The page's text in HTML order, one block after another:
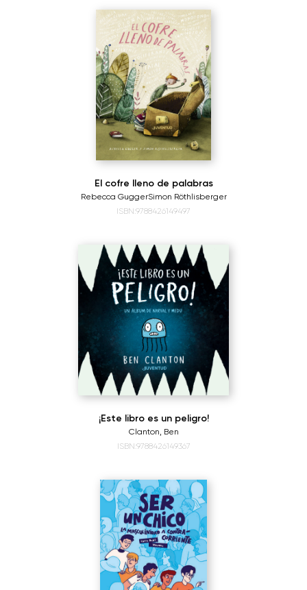
El cofre lleno de palabras
Rebecca GuggerSimon Röthlisberger
ISBN:9788426149497
¡Este libro es un peligro!
Clanton, Ben
ISBN:9788426149367